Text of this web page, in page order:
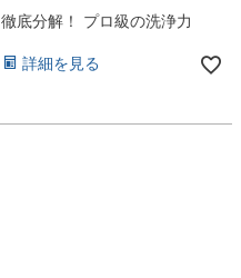
徹底分解！ プロ級の洗浄力
詳細を見る